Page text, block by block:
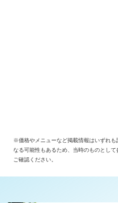
※価格やメニューなど掲載情報はいずれも
なる可能性もあるため、当時のものとし
ご確認ください。